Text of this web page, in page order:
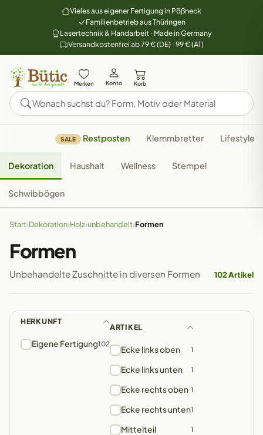
Vieles aus eigener Fertigung in Pößneck
Familienbetrieb aus Thüringen
Lasertechnik & Handarbeit · Made in Germany
Versandkostenfrei ab 79 € (DE) · 99 € (AT)
Merken Konto Korb
SALE Restposten Klemmbretter Lifestyle
Dekoration Haushalt Wellness Stempel
Schwibbögen
Start›Dekoration›Holz›unbehandelt›Formen
Formen
Unbehandelte Zuschnitte in diversen Formen 102 Artikel
HERKUNFT
Eigene Fertigung102
ARTIKEL
Ecke links oben 1
Ecke links unten 1
Ecke rechts oben 1
Ecke rechts unten1
Mittelteil 1